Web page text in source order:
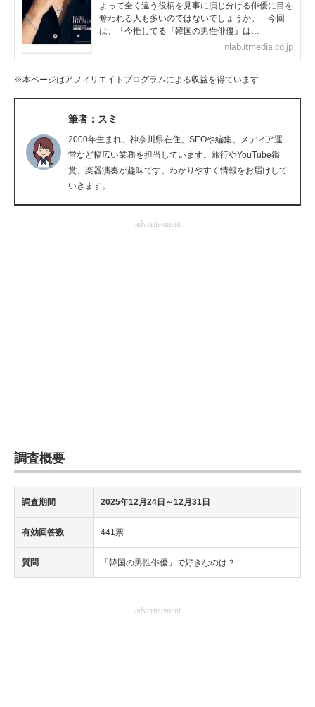
IT製品の技術・比較・事例
製造業のIT導入・活用を支援
エレクトロニクス専門サイト
エネルギーの専門メディア
建設×テクノロジーの最前線
ちょっと気になるネットの話題
よって全く違う役柄を見事に演じ分ける俳優に目を
奪われる人も多いのではないでしょうか。 今回
は、「今推してる『韓国の男性俳優』は…
nlab.itmedia.co.jp
※本ページはアフィリエイトプログラムによる収益を得ています
筆者：スミ
2000年生まれ、神奈川県在住。SEOや編集、メディア運
営など幅広い業務を担当しています。旅行やYouTube鑑
賞、楽器演奏が趣味です。わかりやすく情報をお届けして
いきます。
advertisement
調査概要
調査期間 2025年12月24日～12月31日
有効回答数 441票
質問 「韓国の男性俳優」で好きなのは？
advertisement